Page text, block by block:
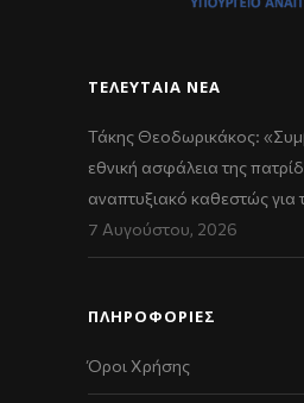
ΤΕΛΕΥΤΑΊΑ ΝΈΑ
Τάκης Θεοδωρικάκος:
εθνική ασφάλεια της
αναπτυξιακό καθεστώς για
7 Αυγούστου, 2026
ΠΛΗΡΟΦΟΡΙΕΣ
Όροι Χρήσης